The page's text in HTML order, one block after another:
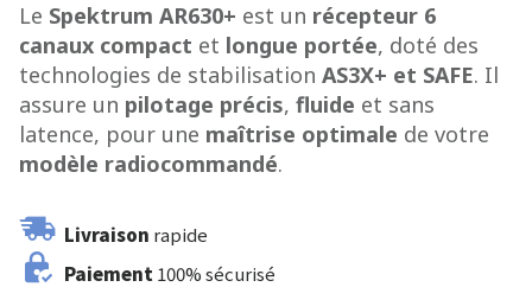
Le Spektrum AR630+ est un récepteur 6
canaux compact et longue portée, doté des
technologies de stabilisation AS3X+ et SAFE. Il
assure un pilotage précis, fluide et sans
latence, pour une maîtrise optimale de votre
modèle radiocommandé.
Livraison rapide
Paiement 100% sécurisé